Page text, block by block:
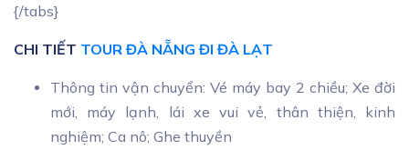
{/tabs}
CHI TIẾT TOUR ĐÀ NẴNG ĐI ĐÀ LẠT
Thông tin vận chuyển: Vé máy bay 2 chiều; Xe đời
mới, máy lạnh, lái xe vui vẻ, thân thiện, kinh
nghiệm; Ca nô; Ghe thuyền